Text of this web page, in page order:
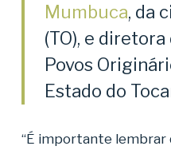
Mumbuca, da
(TO), e
Povos
Estado do
“É importante lembrar